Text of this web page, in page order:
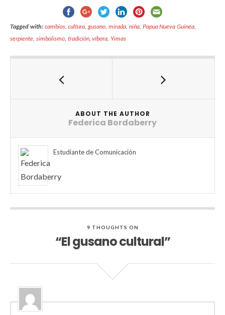
Tagged with: cambios,cultura,gusano,mirada, niña, Papua Nueva Guinea,
serpiente, simbolismo, tradición,víbora, Yimas
ABOUT THE AUTHOR
Federica Bordaberry
Estudiante de Comunicación
9 THOUGHTS ON
“El gusano cultural”